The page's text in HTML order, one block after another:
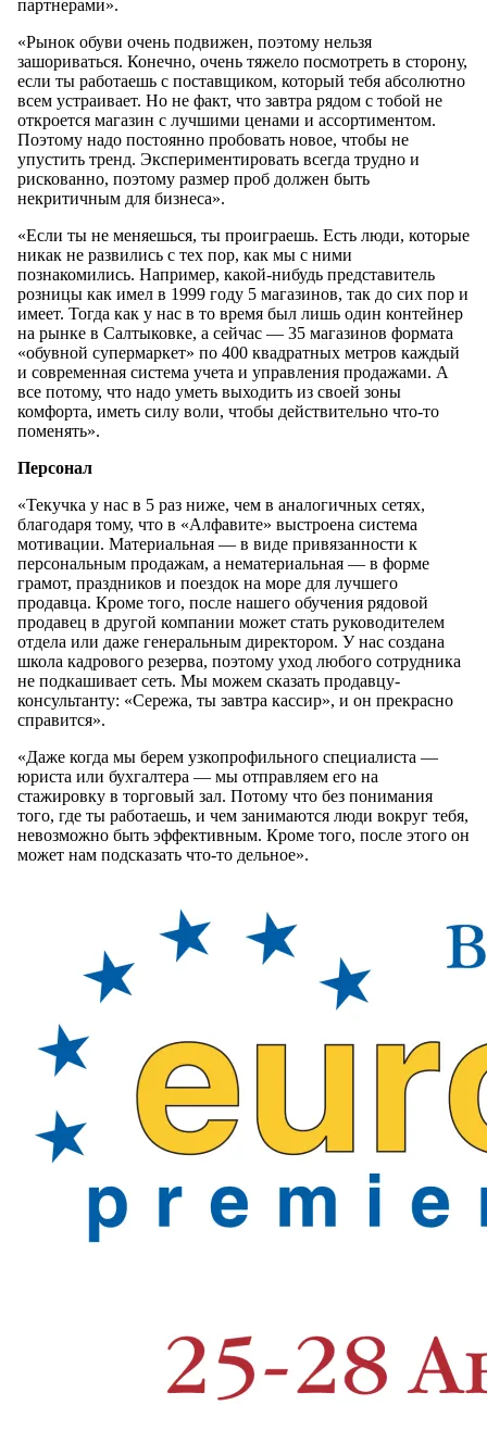
партнерами».
«Рынок обуви очень подвижен, поэтому нельзя
зашориваться. Конечно, очень тяжело посмотреть в сторону,
если ты работаешь с поставщиком, который тебя абсолютно
всем устраивает. Но не факт, что завтра рядом с тобой не
откроется магазин с лучшими ценами и ассортиментом.
Поэтому надо постоянно пробовать новое, чтобы не
упустить тренд. Экспериментировать всегда трудно и
рискованно, поэтому размер проб должен быть
некритичным для бизнеса».
«Если ты не меняешься, ты проиграешь. Есть люди, которые
никак не развились с тех пор, как мы с ними
познакомились. Например, какой-нибудь представитель
розницы как имел в 1999 году 5 магазинов, так до сих пор и
имеет. Тогда как у нас в то время был лишь один контейнер
на рынке в Салтыковке, а сейчас — 35 магазинов формата
«обувной супермаркет» по 400 квадратных метров каждый
и современная система учета и управления продажами. А
все потому, что надо уметь выходить из своей зоны
комфорта, иметь силу воли, чтобы действительно что-то
поменять».
Персонал
«Текучка у нас в 5 раз ниже, чем в аналогичных сетях,
благодаря тому, что в «Алфавите» выстроена система
мотивации. Материальная — в виде привязанности к
персональным продажам, а нематериальная — в форме
грамот, праздников и поездок на море для лучшего
продавца. Кроме того, после нашего обучения рядовой
продавец в другой компании может стать руководителем
отдела или даже генеральным директором. У нас создана
школа кадрового резерва, поэтому уход любого сотрудника
не подкашивает сеть. Мы можем сказать продавцу-
консультанту: «Сережа, ты завтра кассир», и он прекрасно
справится».
«Даже когда мы берем узкопрофильного специалиста —
юриста или бухгалтера — мы отправляем его на
стажировку в торговый зал. Потому что без понимания
того, где ты работаешь, и чем занимаются люди вокруг тебя,
невозможно быть эффективным. Кроме того, после этого он
может нам подсказать что-то дельное».